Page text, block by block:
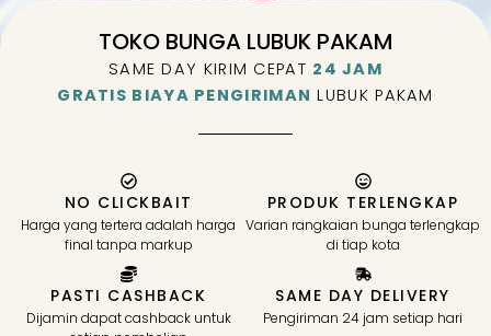
TOKO BUNGA LUBUK PAKAM
SAME DAY KIRIM CEPAT 24 JAM
GRATIS BIAYA PENGIRIMAN LUBUK PAKAM
NO CLICKBAIT
Harga yang tertera adalah harga
final tanpa markup
PRODUK TERLENGKAP
Varian rangkaian bunga terlengkap
di tiap kota
PASTI CASHBACK
Dijamin dapat cashback untuk
SAME DAY DELIVERY
Pengiriman 24 jam setiap hari